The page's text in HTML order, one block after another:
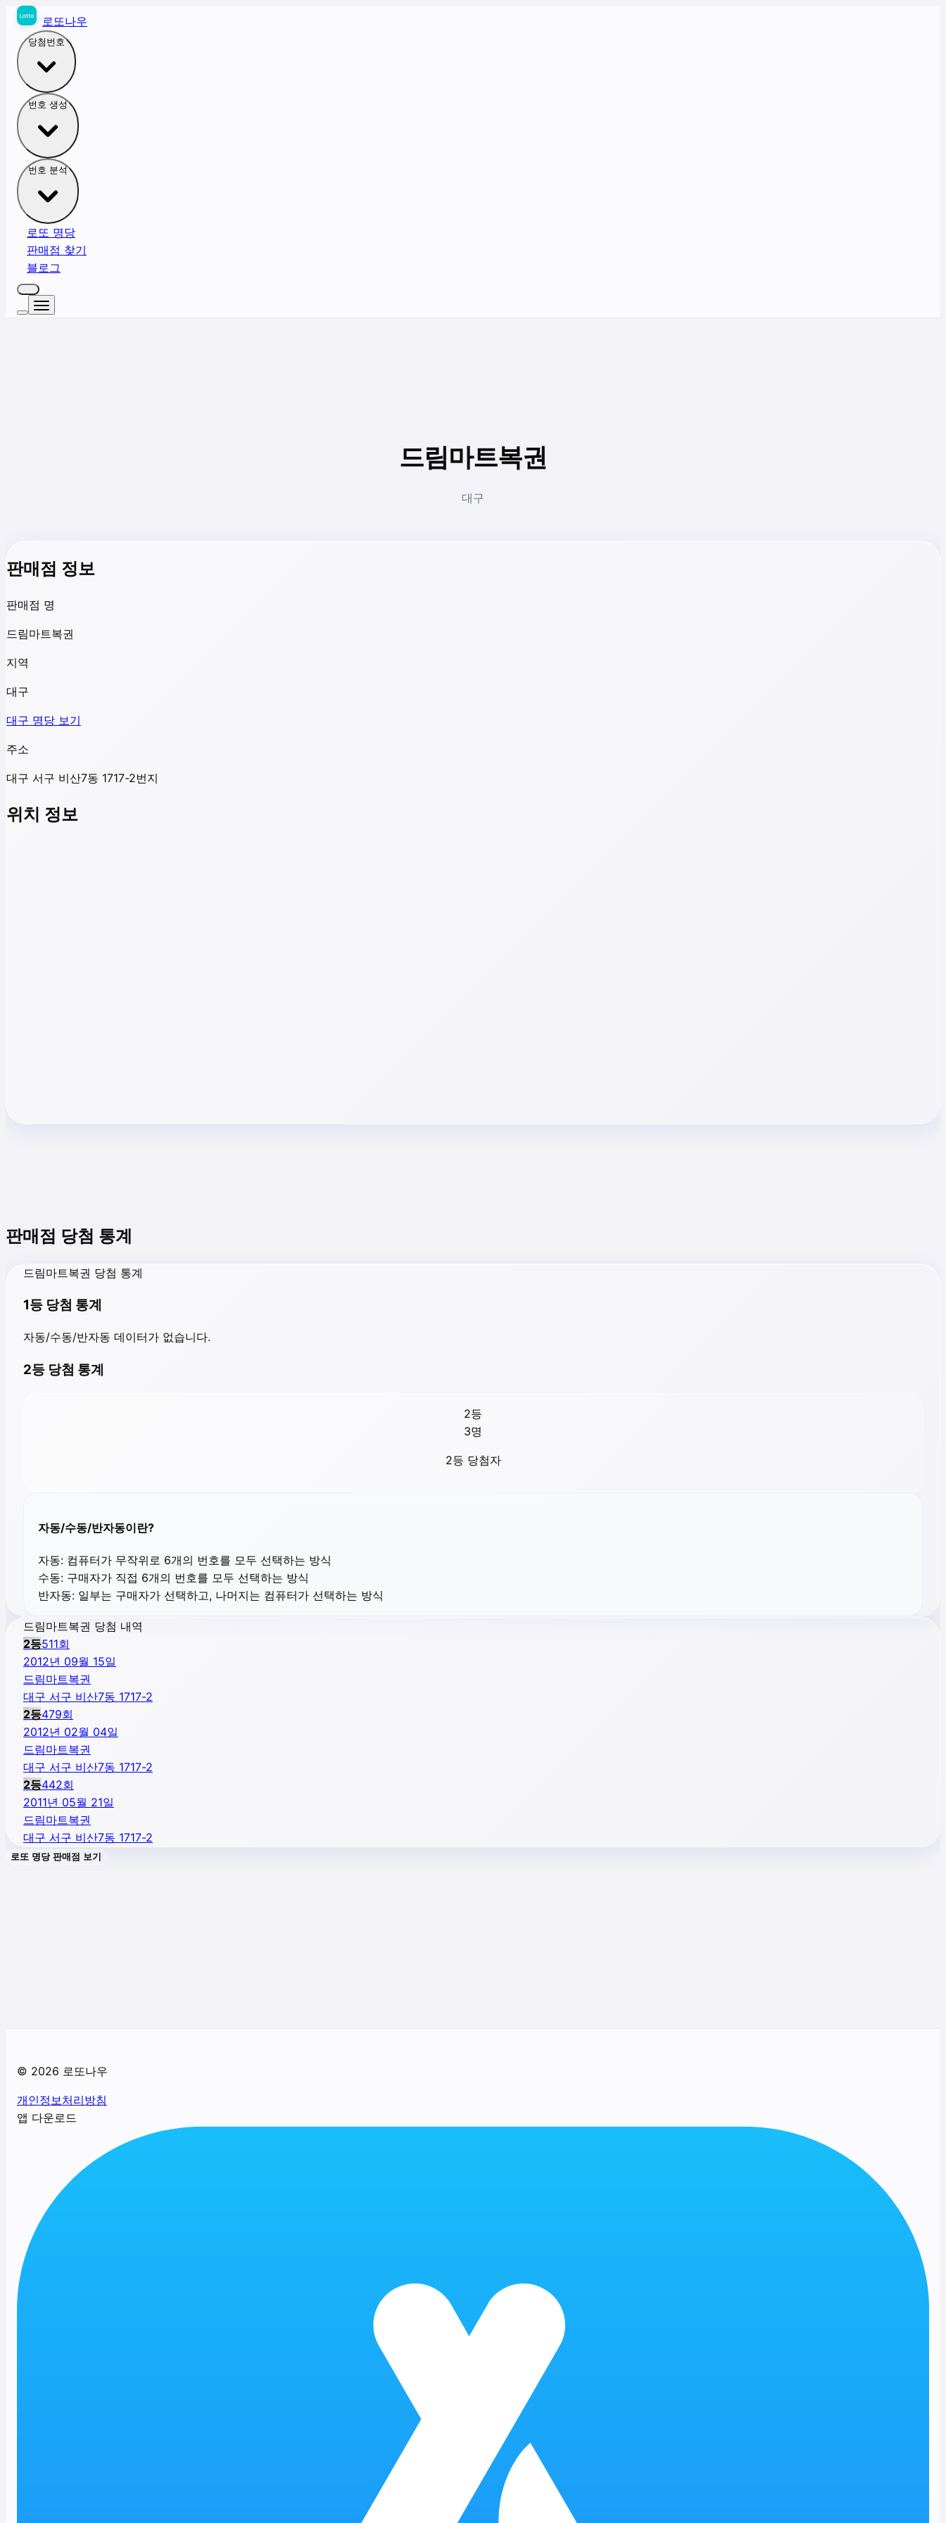
로또나우
당첨번호
번호 생성
번호 분석
로또 명당
판매점 찾기
블로그
드림마트복권
대구
판매점 정보
판매점 명
드림마트복권
지역
대구
대구 명당 보기
주소
대구 서구 비산7동 1717-2번지
위치 정보
판매점 당첨 통계
드림마트복권 당첨 통계
1등 당첨 통계
자동/수동/반자동 데이터가 없습니다.
2등 당첨 통계
2등
3명
2등 당첨자
자동/수동/반자동이란?
자동: 컴퓨터가 무작위로 6개의 번호를 모두 선택하는 방식
수동: 구매자가 직접 6개의 번호를 모두 선택하는 방식
반자동: 일부는 구매자가 선택하고, 나머지는 컴퓨터가 선택하는 방식
드림마트복권 당첨 내역
2등511회
2012년 09월 15일
드림마트복권
대구 서구 비산7동 1717-2
2등479회
2012년 02월 04일
드림마트복권
대구 서구 비산7동 1717-2
2등442회
2011년 05월 21일
드림마트복권
대구 서구 비산7동 1717-2
로또 명당 판매점 보기
© 2026 로또나우
개인정보처리방침
앱 다운로드